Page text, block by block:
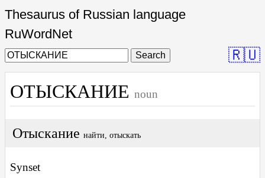
Thesaurus of Russian language
RuWordNet
Search 🇷🇺
ОТЫСКАНИЕ noun
Отыскание найти, отыскать
Synset